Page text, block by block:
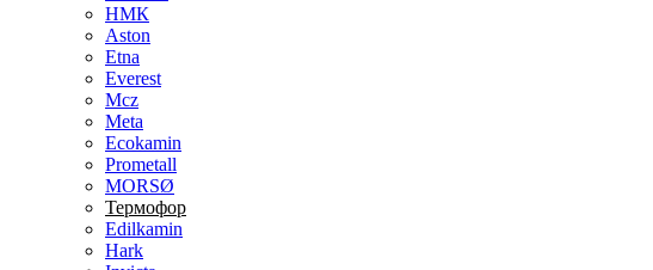
НМК
Aston
Etna
Everest
Mcz
Meta
Ecokamin
Prometall
MORSØ
Термофор
Edilkamin
Hark